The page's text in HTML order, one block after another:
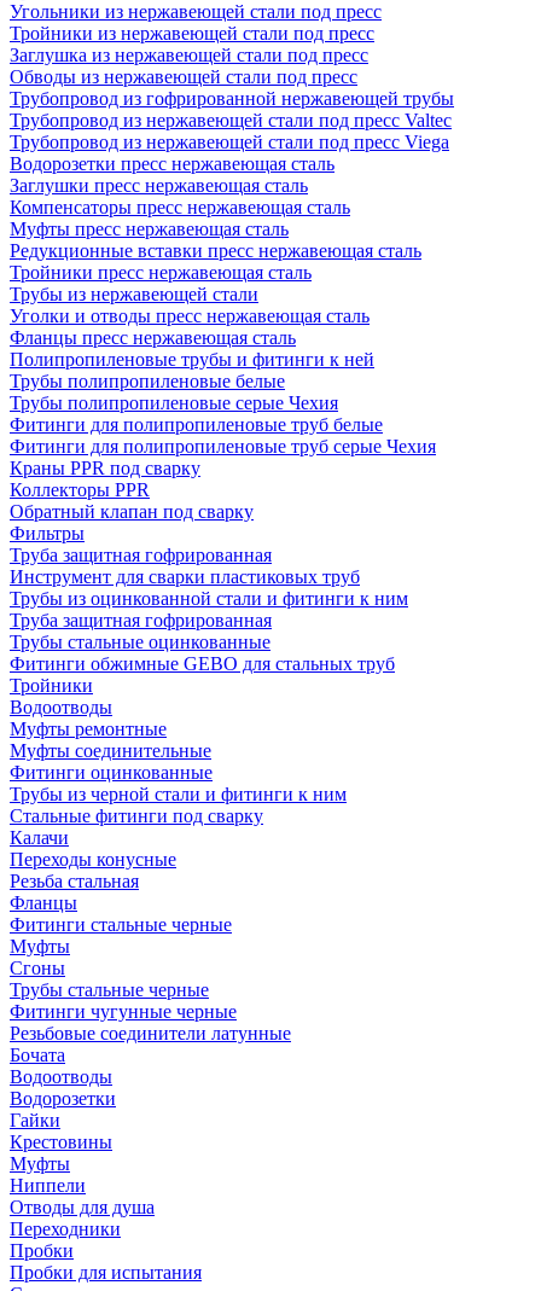
Угольники из нержавеющей стали под пресс
Тройники из нержавеющей стали под пресс
Заглушка из нержавеющей стали под пресс
Обводы из нержавеющей стали под пресс
Трубопровод из гофрированной нержавеющей трубы
Трубопровод из нержавеющей стали под пресс Valtec
Трубопровод из нержавеющей стали под пресс Viega
Водорозетки пресс нержавеющая сталь
Заглушки пресс нержавеющая сталь
Компенсаторы пресс нержавеющая сталь
Муфты пресс нержавеющая сталь
Редукционные вставки пресс нержавеющая сталь
Тройники пресс нержавеющая сталь
Трубы из нержавеющей стали
Уголки и отводы пресс нержавеющая сталь
Фланцы пресс нержавеющая сталь
Полипропиленовые трубы и фитинги к ней
Трубы полипропиленовые белые
Трубы полипропиленовые серые Чехия
Фитинги для полипропиленовые труб белые
Фитинги для полипропиленовые труб серые Чехия
Краны PPR под сварку
Коллекторы PPR
Обратный клапан под сварку
Фильтры
Труба защитная гофрированная
Инструмент для сварки пластиковых труб
Трубы из оцинкованной стали и фитинги к ним
Труба защитная гофрированная
Трубы стальные оцинкованные
Фитинги обжимные GEBO для стальных труб
Тройники
Водоотводы
Муфты ремонтные
Муфты соединительные
Фитинги оцинкованные
Трубы из черной стали и фитинги к ним
Стальные фитинги под сварку
Калачи
Переходы конусные
Резьба стальная
Фланцы
Фитинги стальные черные
Муфты
Сгоны
Трубы стальные черные
Фитинги чугунные черные
Резьбовые соединители латунные
Бочата
Водоотводы
Водорозетки
Гайки
Крестовины
Муфты
Ниппели
Отводы для душа
Переходники
Пробки
Пробки для испытания